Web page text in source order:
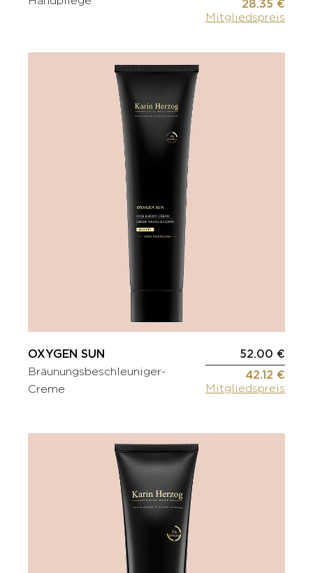
28.35 €
Mitgliedspreis
OXYGEN SUN
Bräunungsbeschleuniger-
Creme
52.00 €
42.12 €
Mitgliedspreis